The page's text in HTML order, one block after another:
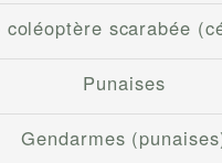
coléoptère scarabée
Punaises
Gendarmes